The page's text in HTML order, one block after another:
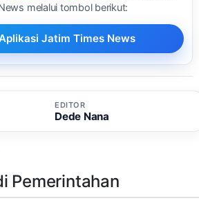
melalui tombol berikut:
Jatim Times News
EDITOR
Dede Nana
Pemerintahan